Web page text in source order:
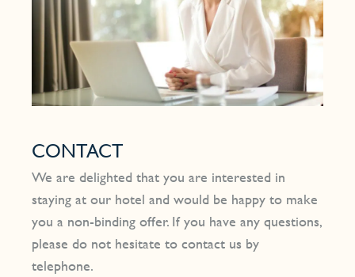
CONTACT
We are delighted that you are interested in
staying at our hotel and would be happy to make
you a non-binding offer. If you have any questions,
please do not hesitate to contact us by
telephone.